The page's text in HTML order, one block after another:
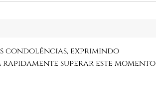
condolências, exprimindo
rapidamente superar este momento